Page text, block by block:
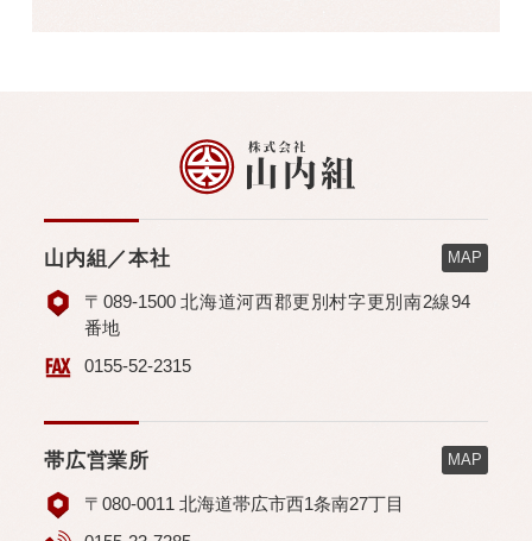
MAP
山内組／本社
〒089-1500 北海道河西郡更別村字更別南2線94
番地
0155-52-2315
MAP
帯広営業所
〒080-0011 北海道帯広市西1条南27丁目